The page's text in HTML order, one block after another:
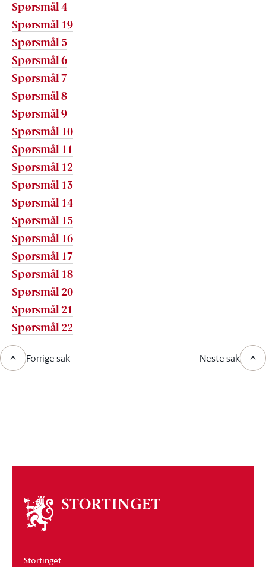
Spørsmål 4
Spørsmål 19
Spørsmål 5
Spørsmål 6
Spørsmål 7
Spørsmål 8
Spørsmål 9
Spørsmål 10
Spørsmål 11
Spørsmål 12
Spørsmål 13
Spørsmål 14
Spørsmål 15
Spørsmål 16
Spørsmål 17
Spørsmål 18
Spørsmål 20
Spørsmål 21
Spørsmål 22
Forrige sak Neste sak
Om
stortinget
Stortinget